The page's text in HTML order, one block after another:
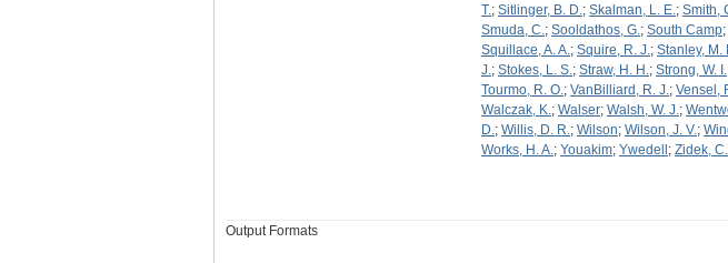
T.; Sitlinger, B. D.; Skalman, L. E.; Smith,
Smuda, C.; Sooldathos, G.; South Camp;
Squillace, A. A.; Squire, R. J.; Stanley, M.
J.; Stokes, L. S.; Straw, H. H.; Strong, W. I.
Tourmo, R. O.; VanBilliard, R. J.; Vensel,
Walczak, K.; Walser; Walsh, W. J.;
D.; Willis, D. R.; Wilson; Wilson, J. V.;
Works, H. A.; Youakim; Ywedell ; Zidek,
Output Formats